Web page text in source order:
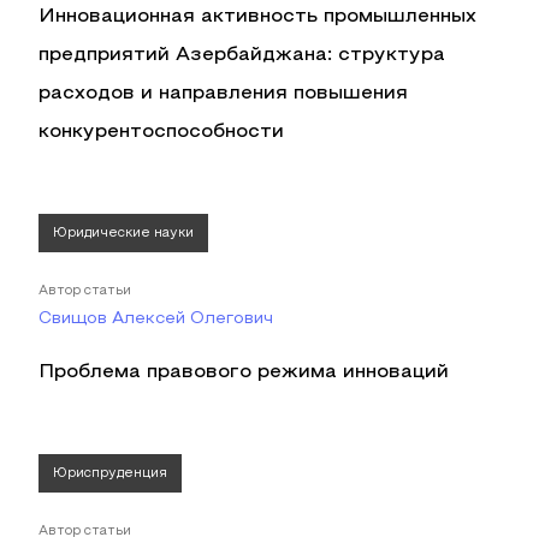
Инновационная активность промышленных
предприятий Азербайджана: структура
расходов и направления повышения
конкурентоспособности
Юридические науки
Автор статьи
Свищов Алексей Олегович
Проблема правового режима инноваций
Юриспруденция
Автор статьи